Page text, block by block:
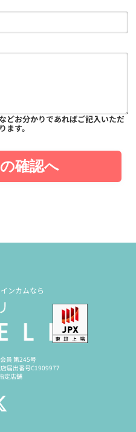
どお分かりであればご記入いただ
す。
確認へ
ンカムなら
員 第245号
届出番号C1909977
定店舗